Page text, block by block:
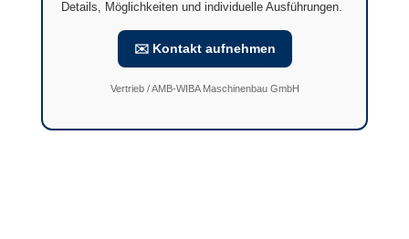
Details, Möglichkeiten und individuelle Ausführungen.
✉️ Kontakt aufnehmen
Vertrieb / AMB-WIBA Maschinenbau GmbH